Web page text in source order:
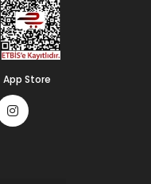
App Store